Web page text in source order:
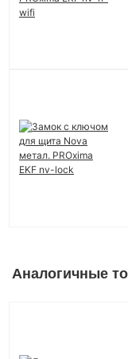
Аналогичные